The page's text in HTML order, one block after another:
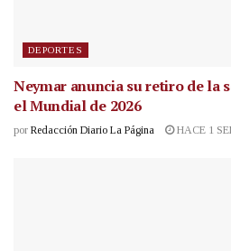
DEPORTES
Neymar anuncia su retiro de la
el Mundial de 2026
por Redacción Diario La Página HACE 1